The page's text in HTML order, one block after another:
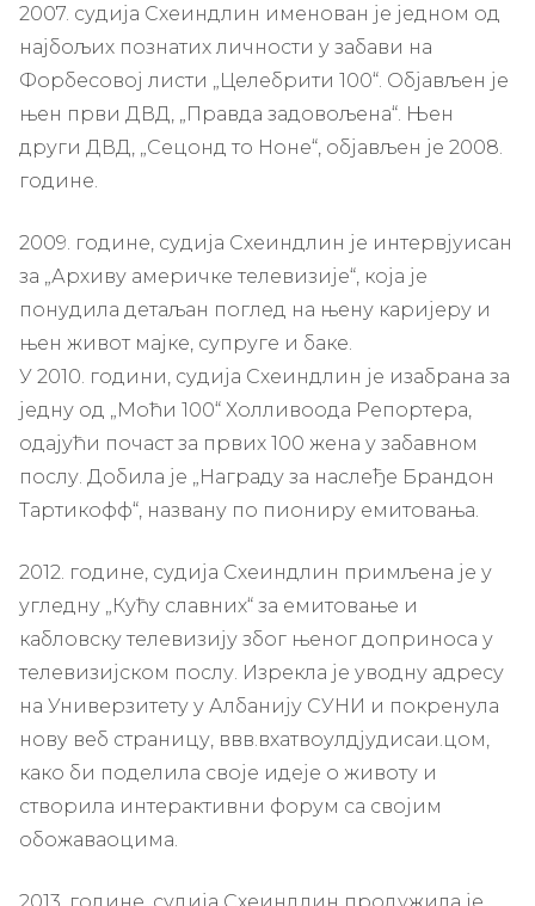
2007. судија Схеиндлин именован је једном од
најбољих познатих личности у забави на
Форбесовој листи „Целебрити 100“. Објављен је
њен први ДВД, „Правда задовољена“. Њен
други ДВД, „Сецонд то Ноне“, објављен је 2008.
године.
2009. године, судија Схеиндлин је интервјуисан
за „Архиву америчке телевизије“, која је
понудила детаљан поглед на њену каријеру и
њен живот мајке, супруге и баке.
У 2010. години, судија Схеиндлин је изабрана за
једну од „Моћи 100“ Холливоода Репортера,
одајући почаст за првих 100 жена у забавном
послу. Добила је „Награду за наслеђе Брандон
Тартикофф“, названу по пиониру емитовања.
2012. године, судија Схеиндлин примљена је у
угледну „Кућу славних“ за емитовање и
кабловску телевизију због њеног доприноса у
телевизијском послу. Изрекла је уводну адресу
на Универзитету у Албанију СУНИ и покренула
нову веб страницу, ввв.вхатвоулдјудисаи.цом,
како би поделила своје идеје о животу и
створила интерактивни форум са својим
обожаваоцима.
2013. године, судија Схеиндлин продужила је